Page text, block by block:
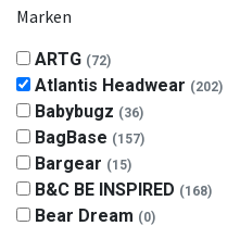
Marken
ARTG (72)
Atlantis Headwear (202)
Babybugz (36)
BagBase (157)
Bargear (15)
B&C BE INSPIRED (168)
Bear Dream (0)